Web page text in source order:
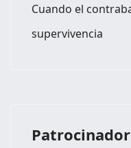
Cuando el
supervivencia